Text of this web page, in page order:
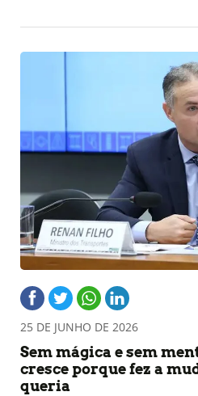
25 DE JUNHO DE 2026
Sem mágica e sem
cresce porque fez a
queria